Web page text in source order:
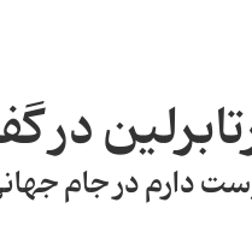
در
دارم در جام